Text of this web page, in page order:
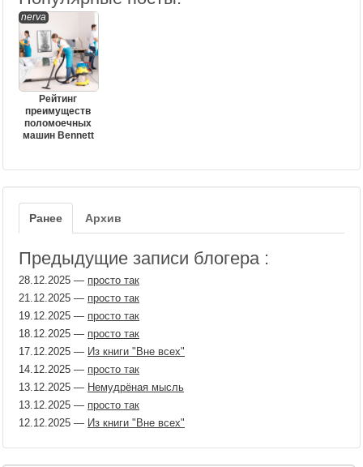
nerva
Рейтинг
преимуществ
поломоечных
машин Bennett
Ранее Архив
Предыдущие записи блогера :
28.12.2025 — просто так
21.12.2025 — просто так
19.12.2025 — просто так
18.12.2025 — просто так
17.12.2025 — Из книги "Вне всех"
14.12.2025 — просто так
13.12.2025 — Немудрёная мысль
13.12.2025 — просто так
12.12.2025 — Из книги "Вне всех"